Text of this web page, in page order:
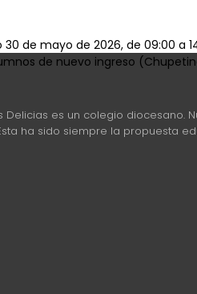
30 de mayo de 2026, de
Alumnos de nuevo ingreso
Delicias es un colegio
ha sido siempre la propuesta